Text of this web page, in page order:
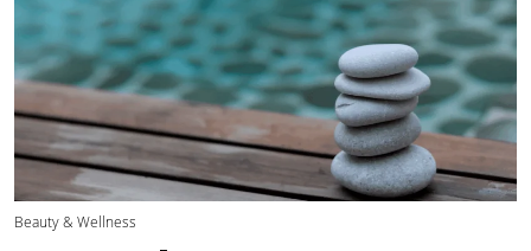
Beauty & Wellness